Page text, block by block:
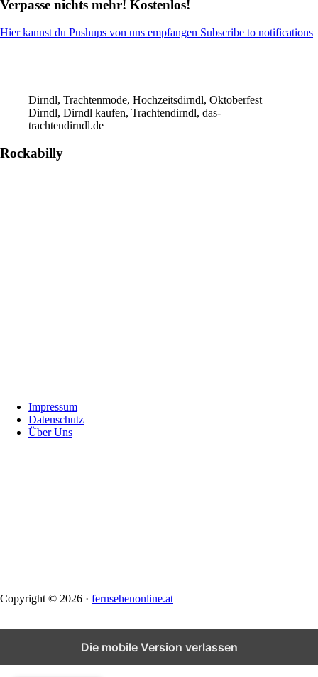
Verpasse nichts mehr! Kostenlos!
Hier kannst du Pushups von uns empfangen Subscribe to notifications
Dirndl, Trachtenmode, Hochzeitsdirndl, Oktoberfest
Dirndl, Dirndl kaufen, Trachtendirndl, das-
trachtendirndl.de
Rockabilly
FooterImpressum
Datenschutz
Über Uns
Copyright © 2026 · fernsehenonline.at
Die mobile Version verlassen